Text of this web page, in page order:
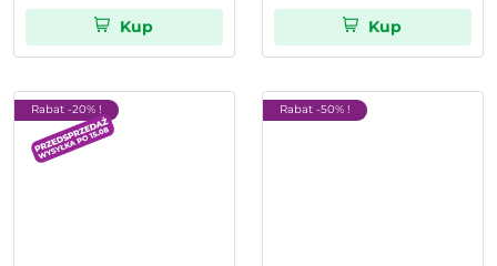
Kup Kup
Rabat -20% ! Rabat -50% !